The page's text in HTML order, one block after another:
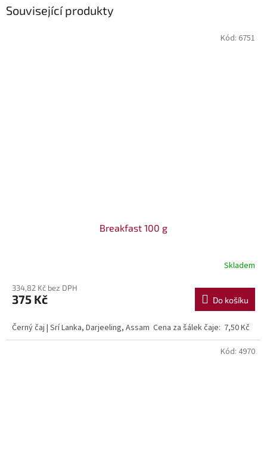
Související produkty
Breakfast 100 g
Skladem
334,82 Kč bez DPH
375 Kč Do košíku
Černý čaj | Srí Lanka, Darjeeling, Assam Cena za šálek čaje: 7,50 Kč
Kód: 6751
Kód: 4970